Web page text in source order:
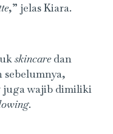
,” jelas Kiara.
skincaredan
sebelumnya,
juga wajib dimiliki
.